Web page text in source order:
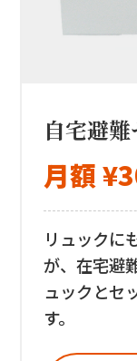
自宅避
月額
リュックに
が、在宅避
ュックとセ
す。